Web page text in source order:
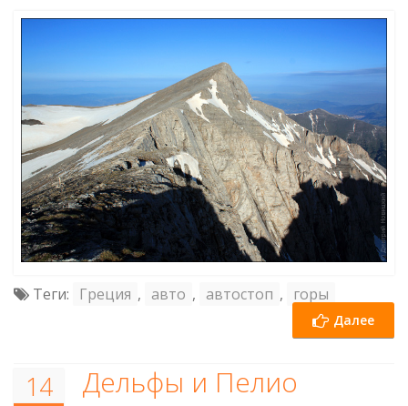
Теги: Греция , авто , автостоп , горы
Далее
14 Дельфы и Пелио